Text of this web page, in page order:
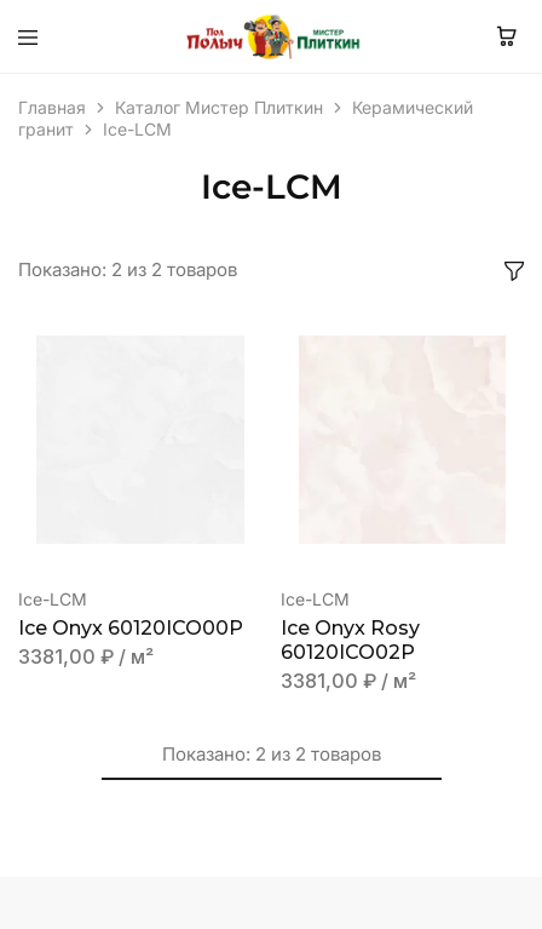
Главная Каталог Мистер Плиткин
Керамический
гранит
Ice-LCM
Ice-LCM
Показано: 2 из 2 товаров
Ice-LCM
Ice Onyx 60120ICO00P
3381,00 ₽ / м²
Ice-LCM
Ice Onyx Rosy
60120ICO02P
3381,00 ₽ / м²
Показано: 2 из 2 товаров